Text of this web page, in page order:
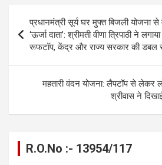
o
o
k
n
g
er
A
p
p
gr
a
m
navigation
प्रधानमंत्री सूर्य घर मुफ्त बिजली योजना से
‘ऊर्जा दाता’: श्रीमती वीणा त्रिपाठी ने
रूफटॉप, केंद्र और राज्य सरकार की डबल
महतारी वंदन योजना: लैपटॉप से लेकर
श्रीवास ने
R.O.No :- 13954/117